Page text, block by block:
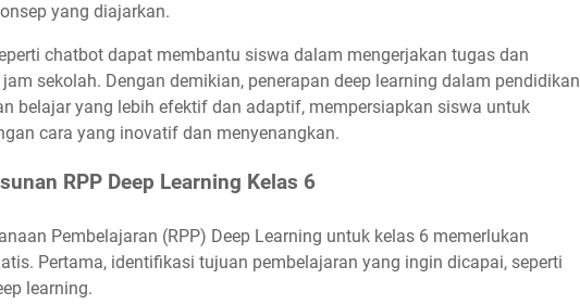
yang diajarkan.
chatbot dapat membantu siswa dalam mengerjakan tugas dan
sekolah. Dengan demikian, penerapan deep learning dalam pendidikan
belajar yang lebih efektif dan adaptif, mempersiapkan siswa untuk
cara yang inovatif dan menyenangkan.
RPP Deep Learning Kelas 6
Pembelajaran (RPP) Deep Learning untuk kelas 6 memerlukan
Pertama, identifikasi tujuan pembelajaran yang ingin dicapai, seperti
learning.